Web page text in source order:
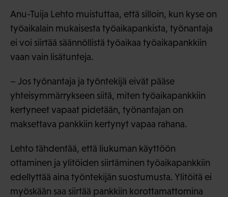
Anu-Tuija Lehto muistuttaa, että silloin, kun kyse on
työaikalain mukaisesta työaikapankista, työnantaja
ei voi siirtää säännöllistä työaikaa työaikapankkiin
vaan vain lisätunteja.
– Jos työnantaja ja työntekijä eivät pääse
yhteisymmärrykseen siitä, miten työaikapankkiin
kertyneet vapaat pidetään, työnantajan on
maksettava pankkiin kertynyt vapaa rahana.
Lehto tähdentää, että liukuman käyttöön
ottaminen ja ylitöiden siirtäminen työaikapankkiin
edellyttää aina työntekijän suostumusta. Ylitöitä ei
myöskään saa siirtää pankkiin korottamattomina